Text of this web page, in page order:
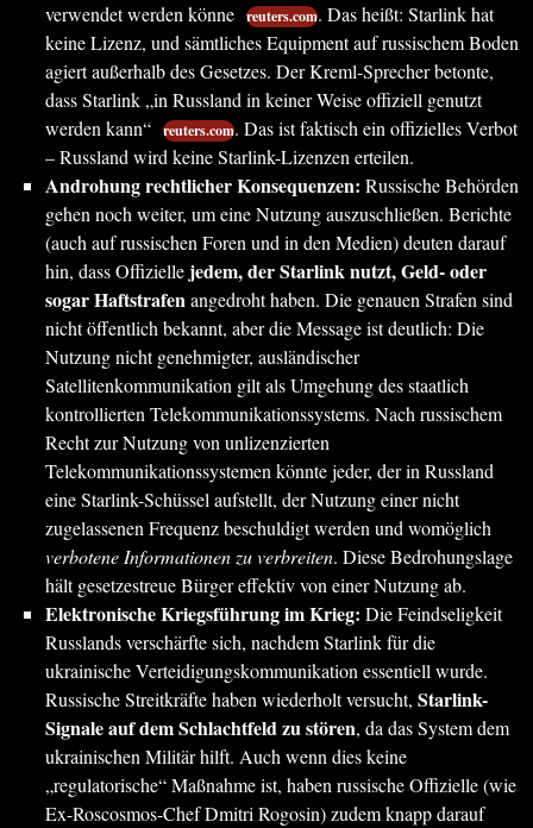
verwendet werden könne reuters.com. Das heißt: Starlink hat
keine Lizenz, und sämtliches Equipment auf russischem Boden
agiert außerhalb des Gesetzes. Der Kreml-Sprecher betonte,
dass Starlink „in Russland in keiner Weise offiziell genutzt
werden kann“ reuters.com. Das ist faktisch ein offizielles Verbot
– Russland wird keine Starlink-Lizenzen erteilen.
Androhung rechtlicher Konsequenzen: Russische Behörden
gehen noch weiter, um eine Nutzung auszuschließen. Berichte
(auch auf russischen Foren und in den Medien) deuten darauf
hin, dass Offizielle jedem, der Starlink nutzt, Geld- oder
sogar Haftstrafenangedroht haben. Die genauen Strafen sind
nicht öffentlich bekannt, aber die Message ist deutlich: Die
Nutzung nicht genehmigter, ausländischer
Satellitenkommunikation gilt als Umgehung des staatlich
kontrollierten Telekommunikationssystems. Nach russischem
Recht zur Nutzung von unlizenzierten
Telekommunikationssystemen könnte jeder, der in Russland
eine Starlink-Schüssel aufstellt, der Nutzung einer nicht
zugelassenen Frequenz beschuldigt werden und womöglich
verbotene Informationen zu verbreiten. Diese Bedrohungslage
hält gesetzestreue Bürger effektiv von einer Nutzung ab.
Elektronische Kriegsführung im Krieg: Die Feindseligkeit
Russlands verschärfte sich, nachdem Starlink für die
ukrainische Verteidigungskommunikation essentiell wurde.
Russische Streitkräfte haben wiederholt versucht, Starlink-
Signale auf dem Schlachtfeld zu stören, da das System dem
ukrainischen Militär hilft. Auch wenn dies keine
„regulatorische“ Maßnahme ist, haben russische Offizielle (wie
Ex-Roscosmos-Chef Dmitri Rogosin) zudem knapp darauf